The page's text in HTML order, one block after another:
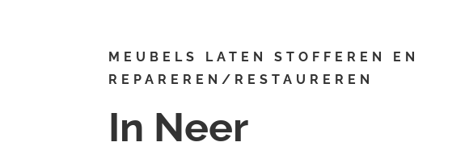
MEUBELS LATEN STOFFEREN EN
REPAREREN/RESTAUREREN
In Neer